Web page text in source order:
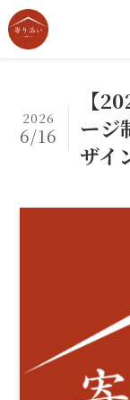
【
ージ
ザイ
2026
6/16